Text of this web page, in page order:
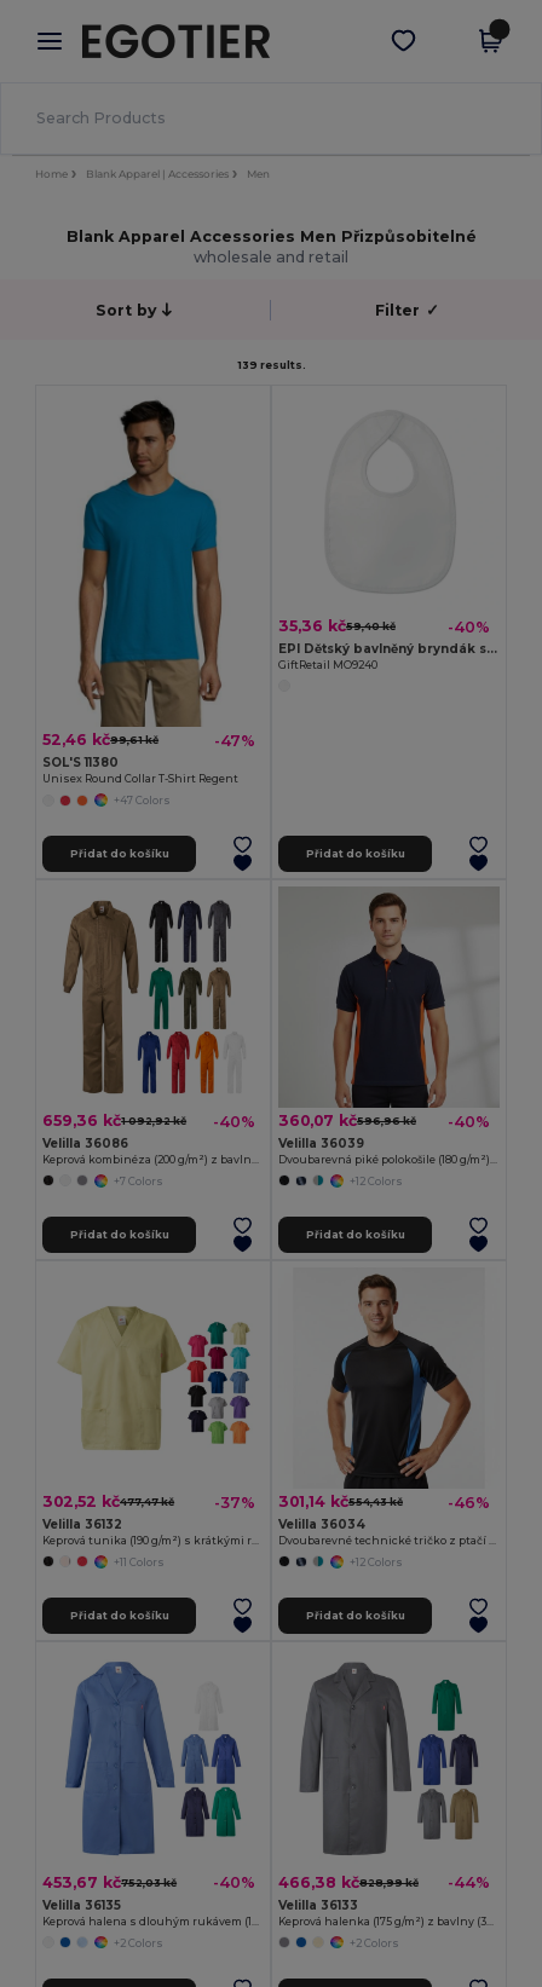
× Aplikace Egotier
Lepší ceny v aplikaci!
Stáhnout app
Home Blank Apparel | Accessories Men
Blank Apparel Accessories Men Přizpůsobitelné
wholesale and retail
Sort by Filter ✓
139 results.
52,46 kč99,61 kč -47%
SOL'S 11380
Unisex Round Collar T-Shirt Regent
+47 Colors
Přidat do košíku
35,36 kč59,40 kč -40%
EPI Dětský bavlněný bryndák s PEVA podšívkou
GiftRetail MO9240
Přidat do košíku
659,36 kč1 092,92 kč -40%
Velilla 36086
Keprová kombinéza (200 g/m²) z bavlny (35 %) a polyesteru (65 %)
+7 Colors
Přidat do košíku
360,07 kč596,96 kč -40%
Velilla 36039
Dvoubarevná piké polokošile (180 g/m²), krátký rukáv, z bavlny (60 %) a polyesteru (40 %)
+12 Colors
Přidat do košíku
302,52 kč477,47 kč -37%
Velilla 36132
Keprová tunika (190 g/m²) s krátkými rukávy z polyesteru (65 %) a bavlny (35 %)
+11 Colors
Přidat do košíku
301,14 kč554,43 kč -46%
Velilla 36034
Dvoubarevné technické tričko z ptačí perspektivy (160 g/m²), z polyesteru (100 %)
+12 Colors
Přidat do košíku
453,67 kč752,03 kč -40%
Velilla 36135
+2 Colors
466,38 kč828,99 kč -44%
Velilla 36133
+2 Colors